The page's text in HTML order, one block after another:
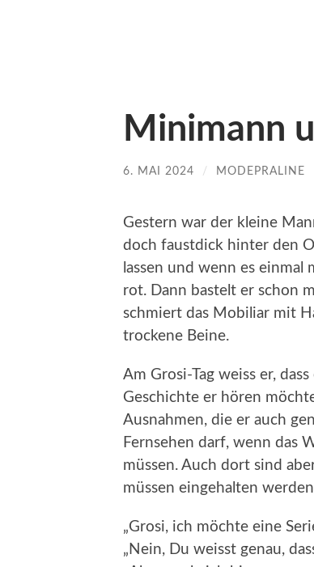
Minimann
6. MAI 2024 / MODEPRALINE
Gestern war der kleine
doch faustdick hinter den
lassen und wenn es
rot. Dann bastelt er schon
schmiert das Mobiliar mit
trockene Beine.
Am Grosi-Tag weiss er,
Geschichte er hören
Ausnahmen, die er auch
Fernsehen darf, wenn das
müssen. Auch dort sind
müssen eingehalten
„Grosi, ich möchte eine
„Nein, Du weisst genau,